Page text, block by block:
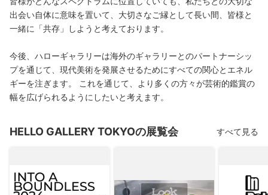
出会い自体に意味を置いて、大切さなご縁として長い間、皆様と
一緒に「共存」しようと考えております。
今後、ハローギャラリーは海外のギャラリーとのパートナーシッ
プを通じて、現代美術を発展させるためにすべての関心とエネル
ギーを注ぎます。 これを通じて、より多くの方々が芸術的鑑賞の
幅を広げられるようにしたいと考えます。
HELLO GALLERY TOKYOの展覧会 すべて見る